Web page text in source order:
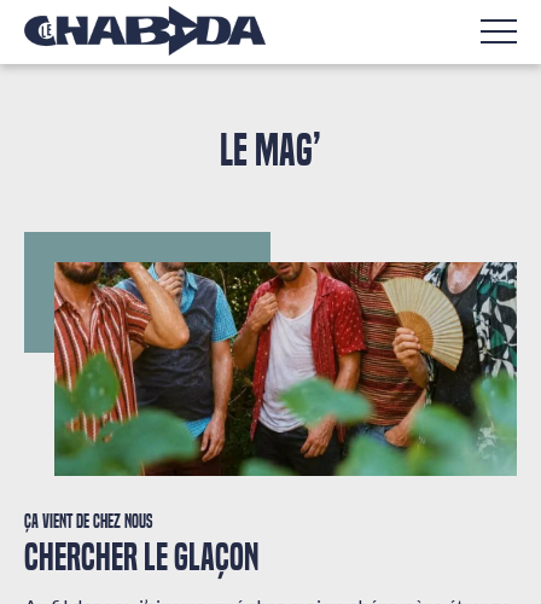
LE MAG’
Ça vient de chez nous
CHERCHER LE GLAÇON